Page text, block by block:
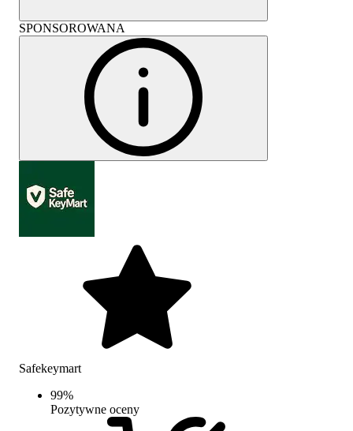
SPONSOROWANA
Safekeymart
99%
Pozytywne oceny